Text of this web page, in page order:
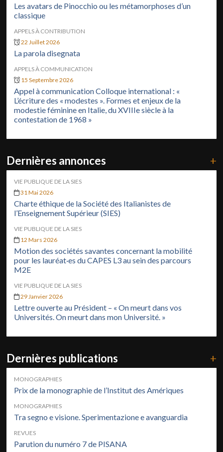
Les avatars de Pinocchio ou les métamorphoses d’un
classique
APPELS À CONTRIBUTION
22 Juillet 2026
La parola disegnata
APPELS À COMMUNICATION
15 Septembre 2026
Appel à communication Colloque international : «
L’écriture des « modestes ». Formes et enjeux de la
modestie féminine en Italie, du XVIIIe siècle à la
contestation de 1968 »
Dernières annonces +
VIE PUBLIQUE DE LA SIES
31 Mai 2026
Charte éthique de la Société des Italianistes de
l’Enseignement Supérieur (SIES)
VIE PUBLIQUE DE LA SIES
12 Mars 2026
Motion des sociétés savantes concernant la mobilité
pour les lauréat·es du CAPES L3 au sein des parcours
M2E
VIE PUBLIQUE DE LA SIES
29 Janvier 2026
Lettre ouverte au Président – « On meurt dans vos
Universités. On meurt dans mon Université. »
Dernières publications +
MONOGRAPHIES
Prix de la monographie de l’Institut des Amériques
MONOGRAPHIES
Tra segno e visione. Sperimentazione e avanguardia
REVUES
Parution du numéro 7 de PISANA